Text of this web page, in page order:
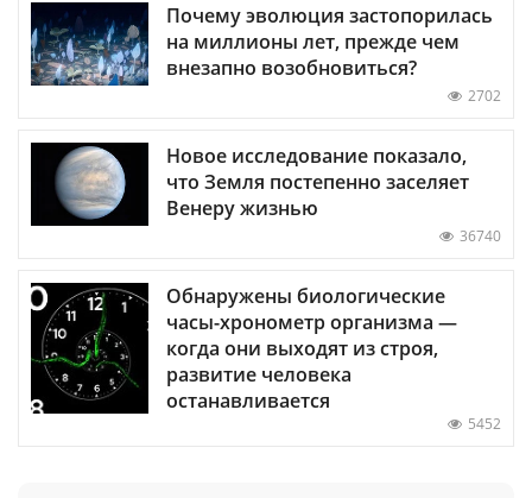
Почему эволюция застопорилась
на миллионы лет, прежде чем
внезапно возобновиться?
2702
Новое исследование показало,
что Земля постепенно заселяет
Венеру жизнью
36740
Обнаружены биологические
часы-хронометр организма —
когда они выходят из строя,
развитие человека
останавливается
5452